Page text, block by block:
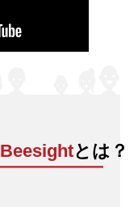
Beesightとは？